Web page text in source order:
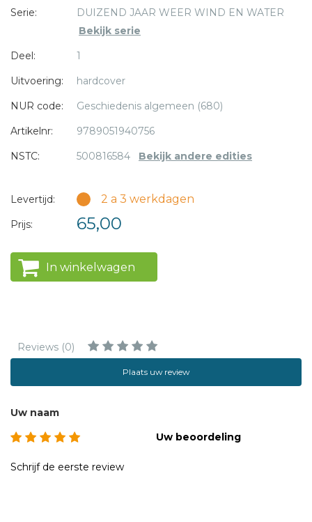
bepaalt en kleurt als het weer. Maar ook grote historische
gebeurtenissen als de Slag bij Nieuwpoort en de Franse
Serie:
DUIZEND JAAR WEER WIND EN WATER
Bekijk serie
Deel:
1
Uitvoering:
hardcover
NUR code:
Geschiedenis algemeen (680)
Artikelnr:
9789051940756
NSTC:
500816584 Bekijk andere edities
Levertijd: 2 a 3 werkdagen
Prijs: 65,00
In winkelwagen
Reviews (0)
Plaats uw review
* = verplicht
Uw naam
Uw beoordeling
Schrijf de eerste review